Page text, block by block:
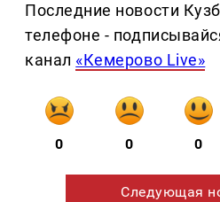
Последние новости
телефоне -
канал «Кемерово Live»
0 0 0
Следующая